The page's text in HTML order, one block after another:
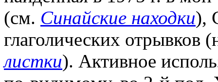
(см. Синайские находки),
глаголических отрывков
листки). Активное